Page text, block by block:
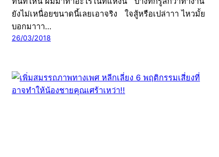
ยังไม่เหนื่อยขนาดนี้เลยเอาจริง ใจสู้หรือเปล่าาา ไหวมั้ย
บอกมาาา…
26/03/2018